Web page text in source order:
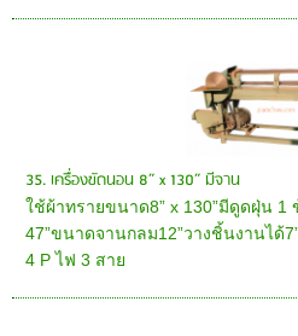
35. เครื่องขัดนอน 8” x 130” มีจาน
ใช้ผ้าทรายขนาด8” x 130”มีดูดฝุ่น 1
47”ขนาดจานกลม12”วางชิ้นงานได้
4 P ไฟ 3 สาย